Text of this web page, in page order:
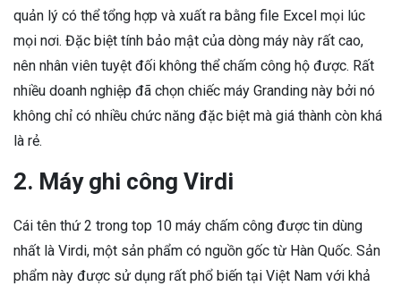
quản lý có thể tổng hợp và xuất ra bằng file Excel mọi lúc
mọi nơi. Đặc biệt tính bảo mật của dòng máy này rất cao,
nên nhân viên tuyệt đối không thể chấm công hộ được. Rất
nhiều doanh nghiệp đã chọn chiếc máy Granding này bởi nó
không chỉ có nhiều chức năng đặc biệt mà giá thành còn khá
là rẻ.
2. Máy ghi công Virdi
Cái tên thứ 2 trong top 10 máy chấm công được tin dùng
nhất là Virdi, một sản phẩm có nguồn gốc từ Hàn Quốc. Sản
phẩm này được sử dụng rất phổ biến tại Việt Nam với khả